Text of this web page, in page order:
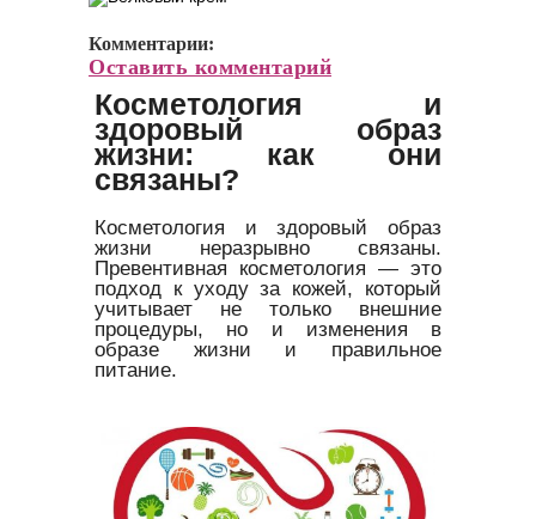
Комментарии:
Оставить комментарий
Косметология и
здоровый образ
жизни: как они
связаны?
Косметология и здоровый образ
жизни неразрывно связаны.
Превентивная косметология — это
подход к уходу за кожей, который
учитывает не только внешние
процедуры, но и изменения в
образе жизни и правильное
питание.